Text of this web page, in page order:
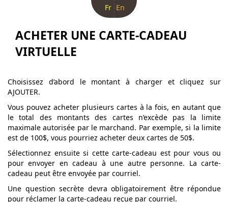
Fr En
ACHETER UNE CARTE-CADEAU
VIRTUELLE
Choisissez d’abord le montant à charger et cliquez sur
AJOUTER.
Vous pouvez acheter plusieurs cartes à la fois, en autant que
le total des montants des cartes n’excède pas la limite
maximale autorisée par le marchand. Par exemple, si la limite
est de 100$, vous pourriez acheter deux cartes de 50$.
Sélectionnez ensuite si cette carte-cadeau est pour vous ou
pour envoyer en cadeau à une autre personne. La carte-
cadeau peut être envoyée par courriel.
Une question secrète devra obligatoirement être répondue
pour réclamer la carte-cadeau reçue par courriel.